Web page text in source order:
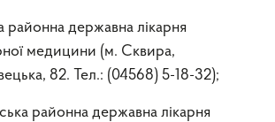
районна державна лікарня
медицини (м. Сквира,
82. Тел.: (04568) 5-18-32);
районна державна лікарня